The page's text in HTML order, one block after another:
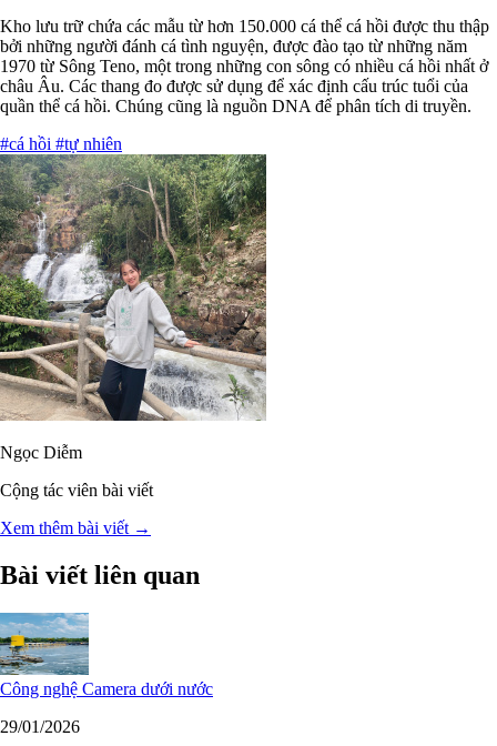
Kho lưu trữ chứa các mẫu từ hơn 150.000 cá thể cá hồi được thu thập
bởi những người đánh cá tình nguyện, được đào tạo từ những năm
1970 từ Sông Teno, một trong những con sông có nhiều cá hồi nhất ở
châu Âu. Các thang đo được sử dụng để xác định cấu trúc tuổi của
quần thể cá hồi. Chúng cũng là nguồn DNA để phân tích di truyền.
#cá hồi #tự nhiên
Ngọc Diễm
Cộng tác viên bài viết
Xem thêm bài viết →
Bài viết liên quan
Công nghệ Camera dưới nước
29/01/2026